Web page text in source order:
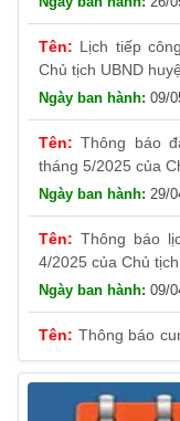
Lịch tiếp
Chủ tịch UBND
09/
Thông báo
tháng 5/2025 của
29/
Thông báo
4/2025 của Chủ tịch
09/
Thông báo
Việt Nam vào các
động nước ngoài
31/